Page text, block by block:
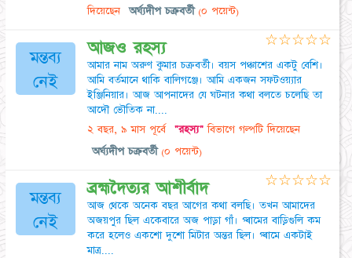
দিয়েছেন
অর্ঘ্যদীপ চক্রবর্তী (০ পয়েন্ট)
মন্তব্য
নেই
আজও রহস্য
আমার নাম অরুণ কুমার চক্রবর্তী। বয়স পঞ্চাশের একটু বেশি।
আমি বর্তমানে থাকি বালিগঞ্জে। আমি একজন সফটওয়্যার
ইঞ্জিনিয়ার। আজ আপনাদের যে ঘটনার কথা বলতে চলেছি তা
আদৌ ভৌতিক না....
২ বছর, ৯ মাস পূর্বে "রহস্য"বিভাগে গল্পটি দিয়েছেন
অর্ঘ্যদীপ চক্রবর্তী (০ পয়েন্ট)
☆☆☆☆☆
মন্তব্য
নেই
ব্রহ্মদৈত্যর আশীর্বাদ
আজ থেকে অনেক বছর আগের কথা বলছি। তখন আমাদের
অজয়পুর ছিল একেবারে অজ পাড়া গাঁ। গ্ৰামের বাড়িগুলি কম
করে হলেও একশো দুশো মিটার অন্তর ছিল। গ্ৰামে একটাই
মাত্র....
☆☆☆☆☆